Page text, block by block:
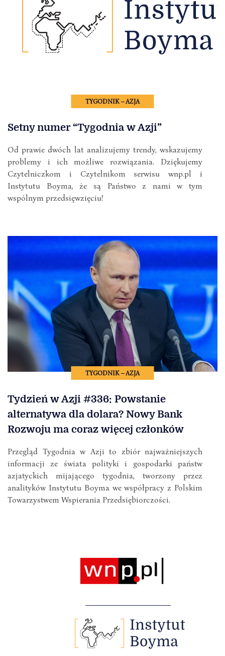
TYGODNIK – AZJA
Setny numer “Tygodnia w Azji”
Od prawie dwóch lat analizujemy trendy, wskazujemy
problemy i ich możliwe rozwiązania. Dziękujemy
Czytelniczkom i Czytelnikom serwisu wnp.pl i
Instytutu Boyma, że są Państwo z nami w tym
wspólnym przedsięwzięciu!
TYGODNIK – AZJA
Tydzień w Azji #336: Powstanie
alternatywa dla dolara? Nowy Bank
Rozwoju ma coraz więcej członków
Przegląd Tygodnia w Azji to zbiór najważniejszych
informacji ze świata polityki i gospodarki państw
azjatyckich mijającego tygodnia, tworzony przez
analityków Instytutu Boyma we współpracy z Polskim
Towarzystwem Wspierania Przedsiębiorczości.